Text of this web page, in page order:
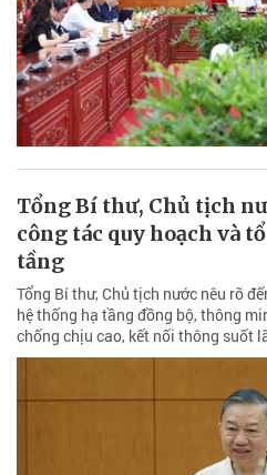
Tổng Bí thư, Chủ tịch
công tác quy hoạch và
tầng
Tổng Bí thư, Chủ tịch nước nêu rõ
hệ thống hạ tầng đồng bộ, thông
chống chịu cao, kết nối thông suốt